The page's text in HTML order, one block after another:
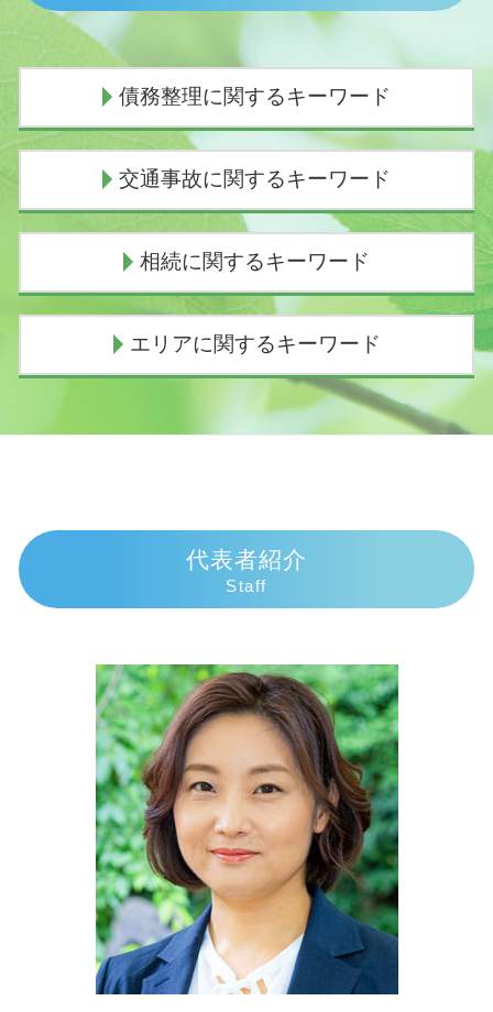
債務整理に関するキーワード
任意整理とは わかりやすく
債務整理とは デメリット
個人再生 費用 分割
任意整理 弁護士 選び方
民事再生 会社更生 違い
債務整理 おすすめ
任意整理 返済期間 7年
債務整理 デメリット
任意整理 いつから5年
交通事故に関するキーワード
交通事故 弁護士 示談交渉 期間
逸失利益 とは
人身事故 慰謝料
過失割合とは
損害賠償請求権
人身事故 行政処分
交通事故 慰謝料むちうち
死亡事故 賠償金
車 人身事故
示談交渉の仕方
交通事故 過失割合9対1
相続に関するキーワード
遺産相続 いつまで
代襲相続 相続放棄
遺産相続 時効
代襲相続 トラブル
代襲相続 順位
土地 評価額 計算
代襲相続 遺留分
相続人
相続放棄 手続き 生前
遺産相続 いつもらえる
エリアに関するキーワード
交通事故 弁護士 三島市
交通事故 弁護士 御殿場市
相続 弁護士 熱海市
債務整理 弁護士 三島市
相続 弁護士 御殿場市
相続 弁護士 伊豆市
相続 弁護士 富士市
債務整理 弁護士 富士市
相続 弁護士 沼津市
相続 弁護士 三島市
債務整理 弁護士 御殿場市
交通事故 弁護士 沼津市
交通事故 弁護士 伊東市
代表者紹介
Staff